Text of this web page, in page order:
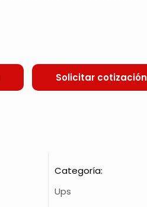
Solicitar cotización
Categoría:
Ups